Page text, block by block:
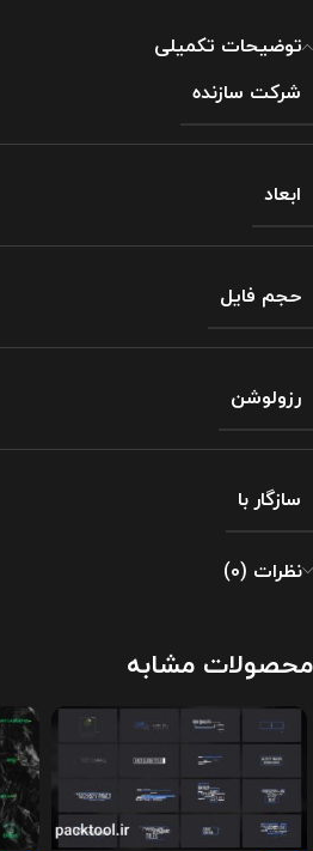
توضیحات تکمیلی
شرکت سازنده
ابعاد
حجم فایل
رزولوشن
سازگار با
نظرات (0)
محصولات مشابه